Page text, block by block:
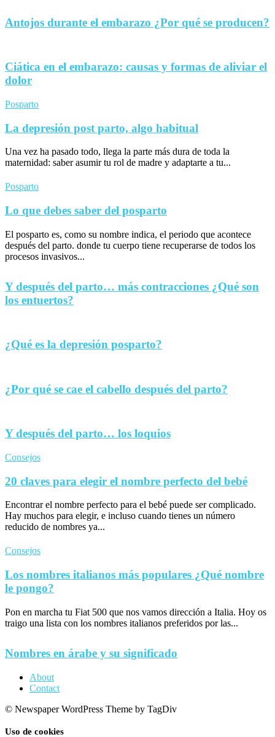
Antojos durante el embarazo ¿Por qué se producen?
Ciática en el embarazo: causas y formas de aliviar el
dolor
Posparto
La depresión post parto, algo habitual
Una vez ha pasado todo, llega la parte más dura de toda la
maternidad: saber asumir tu rol de madre y adaptarte a tu...
Posparto
Lo que debes saber del posparto
El posparto es, como su nombre indica, el periodo que acontece
después del parto. donde tu cuerpo tiene recuperarse de todos los
procesos invasivos...
Y después del parto… más contracciones ¿Qué son
los entuertos?
¿Qué es la depresión posparto?
¿Por qué se cae el cabello después del parto?
Y después del parto… los loquios
Consejos
20 claves para elegir el nombre perfecto del bebé
Encontrar el nombre perfecto para el bebé puede ser complicado.
Hay muchos para elegir, e incluso cuando tienes un número
reducido de nombres ya...
Consejos
Los nombres italianos más populares ¿Qué nombre
le pongo?
Pon en marcha tu Fiat 500 que nos vamos dirección a Italia. Hoy os
traigo una lista con los nombres italianos preferidos por las...
Nombres en árabe y su significado
About
Contact
© Newspaper WordPress Theme by TagDiv
Uso de cookies